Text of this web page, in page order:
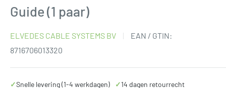
Guide (1 paar)
ELVEDES CABLE SYSTEMS BV
EAN / GTIN:
8716706013320
✓Snelle levering (1-4 werkdagen) ✓14 dagen retourrecht